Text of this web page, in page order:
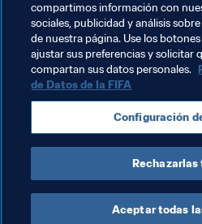
Iniciativas educativas
TÉRMINOS DE SERVICIO
PORTAL DE PROTECCIÓN DE DATOS DE
DESCÁRGALO
CONFIGURACIÓN DE COOKIES
Copyright © 1994 - 2025 FIFA. Reservados todos
compartimos información con
sociales, publicidad y análisis
de nuestra página. Use los
ajustar sus preferencias y solicitar
compartan sus datos personales.
de Datos de la FIFA
Configuración
Rechazarlas
Aceptar todas